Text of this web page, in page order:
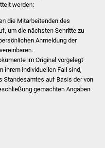
Projekte
Schulentwicklung Bizet
Sanierung Hallenbad
Sanierung Bizethalle
werden:
die Mitarbeitenden des
um die nächsten Schritte zu
Anmeldung der
im Original vorgelegt
ihrem individuellen Fall sind,
Standesamtes auf Basis der von
gemachten Angaben